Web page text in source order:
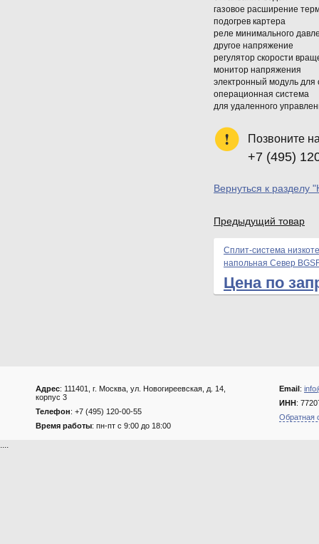
газовое расширение
подогрев картера
реле минимального
другое напряжение
регулятор скорости
монитор напряжения
электронный модуль
операционная система
для удаленного
Позвоните
+7 (495)
Вернуться к разделу
Предыдущий товар
Сплит-система
напольная Север
Цена по
Адрес: 111401, г. Москва, ул. Новогиреевская, д. 14,
корпус 3
Телефон: +7 (495) 120-00-55
Время работы: пн-пт с 9:00 до 18:00
Email:
ИНН:
Обратная
....